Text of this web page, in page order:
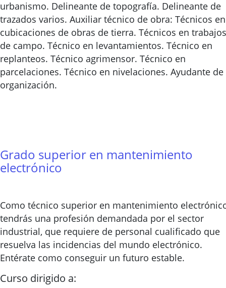
urbanismo. Delineante de topografía. Delineante de
trazados varios. Auxiliar técnico de obra: Técnicos en
cubicaciones de obras de tierra. Técnicos en trabajos
de campo. Técnico en levantamientos. Técnico en
replanteos. Técnico agrimensor. Técnico en
parcelaciones. Técnico en nivelaciones. Ayudante de
organización.
Grado superior en mantenimiento
electrónico
Como técnico superior en mantenimiento
tendrás una profesión demandada por el sector
industrial, que requiere de personal cualificado que
resuelva las incidencias del mundo electrónico.
Entérate como conseguir un futuro estable.
Curso dirigido a: